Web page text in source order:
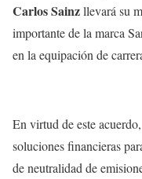
Carlos Sainzllevará su
importante de la marca
en la equipación de
En virtud de este
soluciones financieras
de neutralidad de